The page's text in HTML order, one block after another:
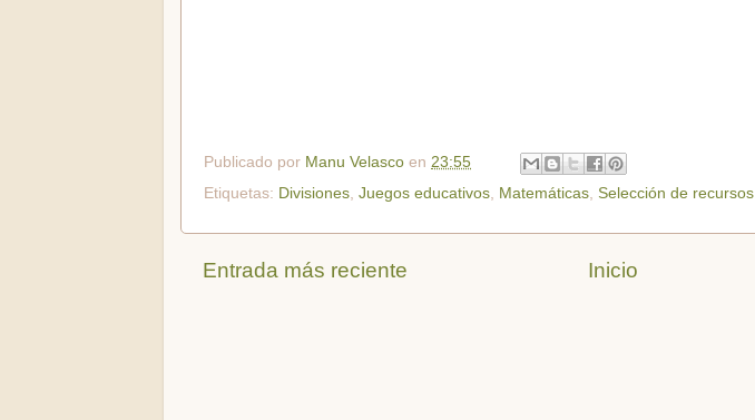
Publicado por Manu Velasco en 23:55
Etiquetas: Divisiones Juegos educativos Matemáticas Selección de recursos
Entrada más reciente Inicio